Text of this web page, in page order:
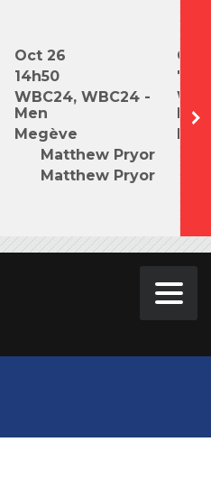
Oct 26
14h50
WBC24, WBC24 -
Men
Megève
Matthew Pryor
Matthew Pryor
Oct